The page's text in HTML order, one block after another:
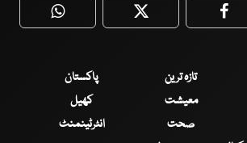
WhatsApp Twitter
تازہ ترین
پاکستان
معیشت
کھیل
صحت
انٹرٹینمنٹ